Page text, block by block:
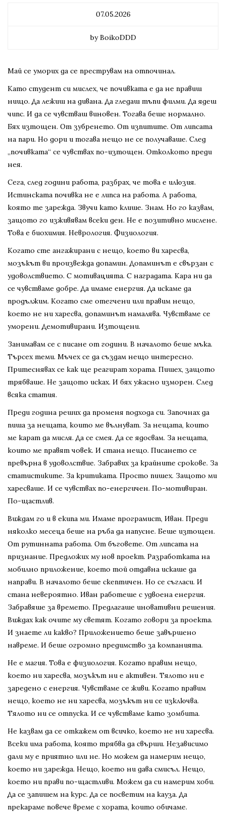
07.05.2026
by BoikoDDD
Май се уморих да се преструвам на отпочинал.
Като студент си мислех, че почивката е да не правиш
нищо. Да лежиш на дивана. Да гледаш тъпи филми. Да ядеш
чипс. И да се чувстваш виновен. Тогава беше нормално.
Бях изтощен. От зубренето. От изпитите. От липсата
на пари. Но дори и тогава нещо не се получаваше. След
„почивката“ се чувствах по-изтощен. Отколкото преди
нея.
Сега, след години работа, разбрах, че това е илюзия.
Истинската почивка не е липса на работа. А работа,
която те зарежда. Звучи като клише. Знам. Но го казвам,
защото го изживявам всеки ден. Не е позитивно мислене.
Това е биохимия. Неврология. Физиология.
Когато сте ангажирани с нещо, което ви харесва,
мозъкът ви произвежда допамин. Допаминът е свързан с
удоволствието. С мотивацията. С наградата. Кара ни да
се чувстваме добре. Да имаме енергия. Да искаме да
продължим. Когато сме отегчени или правим нещо,
което не ни харесва, допаминът намалява. Чувстваме се
уморени. Демотивирани. Изтощени.
Занимавам се с писане от години. В началото беше мъка.
Търсех теми. Мъчех се да създам нещо интересно.
Притеснявах се как ще реагират хората. Пишех, защото
трябваше. Не защото исках. И бях ужасно изморен. След
всяка статия.
Преди година реших да променя подхода си. Започнах да
пиша за нещата, които ме вълнуват. За нещата, които
ме карат да мисля. Да се смея. Да се ядосвам. За нещата,
които ме правят човек. И стана нещо. Писането се
превърна в удоволствие. Забравих за крайните срокове. За
статистиките. За критиката. Просто пишех. Защото ми
харесваше. И се чувствах по-енергичен. По-мотивиран.
По-щастлив.
Виждам го и в екипа ми. Имаме програмист, Иван. Преди
няколко месеца беше на ръба да напусне. Беше изтощен.
От рутинната работа. От бъговете. От липсата на
признание. Предложих му нов проект. Разработката на
мобилно приложение, което той отдавна искаше да
направи. В началото беше скептичен. Но се съгласи. И
стана невероятно. Иван работеше с удвоена енергия.
Забравяше за времето. Предлагаше иновативни решения.
Виждах как очите му светят. Когато говори за проекта.
И знаете ли какво? Приложението беше завършено
навреме. И беше огромно предимство за компанията.
Не е магия. Това е физиология. Когато правим нещо,
което ни харесва, мозъкът ни е активен. Тялото ни е
заредено с енергия. Чувстваме се живи. Когато правим
нещо, което не ни харесва, мозъкът ни се изключва.
Тялото ни се отпуска. И се чувстваме като зомбита.
Не казвам да се откажем от всичко, което не ни харесва.
Всеки има работа, която трябва да свърши. Независимо
дали му е приятно или не. Но можем да намерим нещо,
което ни зарежда. Нещо, което ни дава смисъл. Нещо,
което ни прави по-щастливи. Можем да си намерим хоби.
Да се запишем на курс. Да се посветим на кауза. Да
прекараме повече време с хората, които обичаме.